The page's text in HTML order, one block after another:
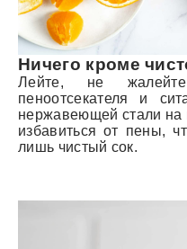
Ничего кроме
Лейте, не
пеноотсекателя и
нержавеющей стали на
избавиться от пены,
лишь чистый сок.